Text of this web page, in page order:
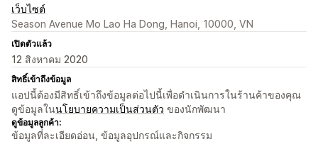
เว็บไซต์
Season Avenue Mo Lao Ha Dong, Hanoi, 10000, VN
เปิดตัวแล้ว
12 สิงหาคม 2020
สิทธิ์เข้าถึงข้อมูล
แอปนี้ต้องมีสิทธิ์เข้าถึงข้อมูลต่อไปนี้เพื่อดำเนินการในร้านค้าของคุณ
ดูข้อมูลในนโยบายความเป็นส่วนตัว ของนักพัฒนา
ดูข้อมูลลูกค้า:
ข้อมูลที่ละเอียดอ่อน, ข้อมูลอุปกรณ์และกิจกรรม